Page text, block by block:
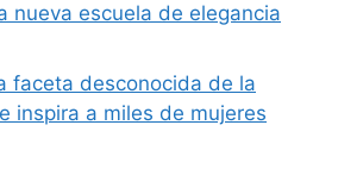
nueva escuela de elegancia
faceta desconocida de la
inspira a miles de mujeres